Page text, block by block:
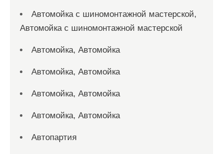
Автомойка с шиномонтажной мастерской,
Автомойка с шиномонтажной мастерской
Автомойка, Автомойка
Автомойка, Автомойка
Автомойка, Автомойка
Автомойка, Автомойка
Автопартия